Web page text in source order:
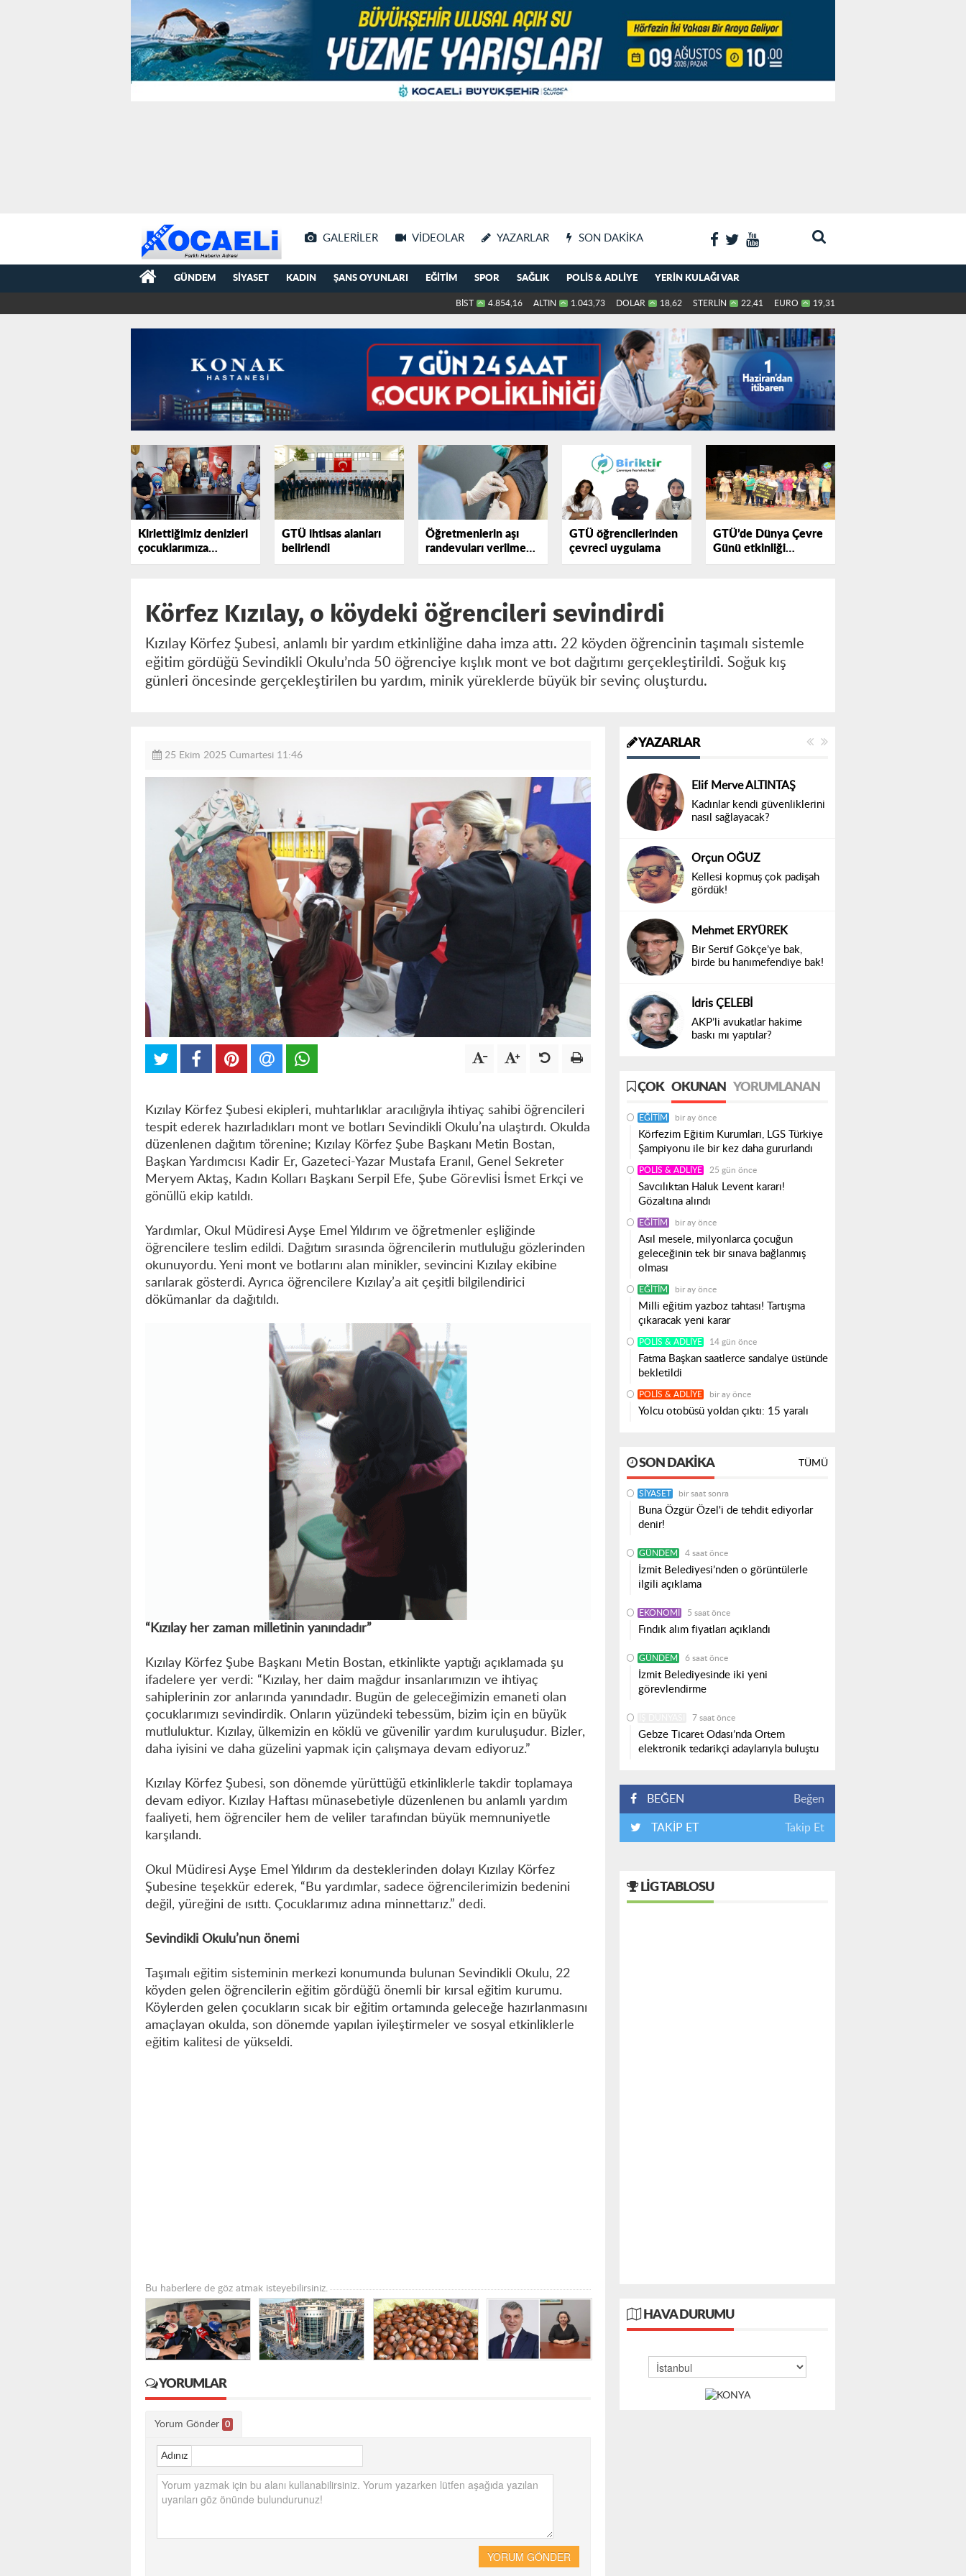
GALERILER VIDEOLAR YAZARLAR SON DAKIKA
GÜNDEM SIYASET KADIN ŞANS OYUNLARI EĞITIM SPOR SAĞLIK POLIS & ADLIYE YERIN KULAĞI VAR
BİST 4.854,16 ALTIN 1.043,73 DOLAR 18,62 STERLİN 22,41 EURO 19,31
Kirlettiğimiz denizleri
çocuklarımıza
temizlettirmemeliyiz
GTÜ ihtisas alanları
belirlendi
Öğretmenlerin aşı
randevuları verilmeye
başlandı
GTÜ öğrencilerinden
çevreci uygulama
GTÜ’de Dünya Çevre
Günü etkinliği
düzenlendi
Körfez Kızılay, o köydeki öğrencileri sevindirdi
Kızılay Körfez Şubesi, anlamlı bir yardım etkinliğine daha imza attı. 22 köyden öğrencinin taşımalı sistemle
eğitim gördüğü Sevindikli Okulu’nda 50 öğrenciye kışlık mont ve bot dağıtımı gerçekleştirildi. Soğuk kış
günleri öncesinde gerçekleştirilen bu yardım, minik yüreklerde büyük bir sevinç oluşturdu.
25 Ekim 2025 Cumartesi 11:46
Kızılay Körfez Şubesi ekipleri, muhtarlıklar aracılığıyla ihtiyaç sahibi öğrencileri
tespit ederek hazırladıkları mont ve botları Sevindikli Okulu’na ulaştırdı. Okulda
düzenlenen dağıtım törenine; Kızılay Körfez Şube Başkanı Metin Bostan,
Başkan Yardımcısı Kadir Er, Gazeteci-Yazar Mustafa Eranıl, Genel Sekreter
Meryem Aktaş, Kadın Kolları Başkanı Serpil Efe, Şube Görevlisi İsmet Erkçi ve
gönüllü ekip katıldı.
Yardımlar, Okul Müdiresi Ayşe Emel Yıldırım ve öğretmenler eşliğinde
öğrencilere teslim edildi. Dağıtım sırasında öğrencilerin mutluluğu gözlerinden
okunuyordu. Yeni mont ve botlarını alan minikler, sevincini Kızılay ekibine
sarılarak gösterdi. Ayrıca öğrencilere Kızılay’a ait çeşitli bilgilendirici
dökümanlar da dağıtıldı.
“Kızılay her zaman milletinin yanındadır”
Kızılay Körfez Şube Başkanı Metin Bostan, etkinlikte yaptığı açıklamada şu
ifadelere yer verdi: “Kızılay, her daim mağdur insanlarımızın ve ihtiyaç
sahiplerinin zor anlarında yanındadır. Bugün de geleceğimizin emaneti olan
çocuklarımızı sevindirdik. Onların yüzündeki tebessüm, bizim için en büyük
mutluluktur. Kızılay, ülkemizin en köklü ve güvenilir yardım kuruluşudur. Bizler,
daha iyisini ve daha güzelini yapmak için çalışmaya devam ediyoruz.”
Kızılay Körfez Şubesi, son dönemde yürüttüğü etkinliklerle takdir toplamaya
devam ediyor. Kızılay Haftası münasebetiyle düzenlenen bu anlamlı yardım
faaliyeti, hem öğrenciler hem de veliler tarafından büyük memnuniyetle
karşılandı.
Okul Müdiresi Ayşe Emel Yıldırım da desteklerinden dolayı Kızılay Körfez
Şubesine teşekkür ederek, “Bu yardımlar, sadece öğrencilerimizin bedenini
değil, yüreğini de ısıttı. Çocuklarımız adına minnettarız.” dedi.
Sevindikli Okulu’nun önemi
Taşımalı eğitim sisteminin merkezi konumunda bulunan Sevindikli Okulu, 22
köyden gelen öğrencilerin eğitim gördüğü önemli bir kırsal eğitim kurumu.
Köylerden gelen çocukların sıcak bir eğitim ortamında geleceğe hazırlanmasını
amaçlayan okulda, son dönemde yapılan iyileştirmeler ve sosyal etkinliklerle
eğitim kalitesi de yükseldi.
Bu haberlere de göz atmak isteyebilirsiniz.
YORUMLAR
Yorum Gönder 0
Adınız
YORUM GÖNDER
YAZARLAR
Elif Merve ALTINTAŞ
Kadınlar kendi güvenliklerini
nasıl sağlayacak?
Orçun OĞUZ
Kellesi kopmuş çok padişah
gördük!
Mehmet ERYÜREK
Bir Sertif Gökçe’ye bak,
birde bu hanımefendiye bak!
İdris ÇELEBİ
AKP’li avukatlar hakime
baskı mı yaptılar?
ÇOK OKUNAN YORUMLANAN
EĞITIM bir ay önce
Körfezim Eğitim Kurumları, LGS Türkiye
Şampiyonu ile bir kez daha gururlandı
POLIS & ADLIYE 25 gün önce
Savcılıktan Haluk Levent kararı!
Gözaltına alındı
EĞITIM bir ay önce
Asıl mesele, milyonlarca çocuğun
geleceğinin tek bir sınava bağlanmış
olması
EĞITIM bir ay önce
Milli eğitim yazboz tahtası! Tartışma
çıkaracak yeni karar
POLIS & ADLIYE 14 gün önce
Fatma Başkan saatlerce sandalye üstünde
bekletildi
POLIS & ADLIYE bir ay önce
Yolcu otobüsü yoldan çıktı: 15 yaralı
SON DAKIKA TÜMÜ
SIYASET bir saat sonra
Buna Özgür Özel'i de tehdit ediyorlar
denir!
GÜNDEM 4 saat önce
İzmit Belediyesi’nden o görüntülerle
ilgili açıklama
EKONOMI 5 saat önce
Fındık alım fiyatları açıklandı
GÜNDEM 6 saat önce
İzmit Belediyesinde iki yeni
görevlendirme
7 saat önce
Gebze Ticaret Odası’nda Ortem
elektronik tedarikçi adaylarıyla buluştu
BEĞEN Beğen
TAKİP ET Takip Et
LIG TABLOSU
HAVA DURUMU